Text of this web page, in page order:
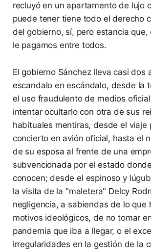
recluyó en un apartamento de lujo
puede tener tiene todo el derecho
del gobierno, sí, pero estancia que,
le pagamos entre todos.
El gobierno Sánchez lleva casi dos
escandalo en escándalo, desde la
el uso fraudulento de medios
intentar ocultarlo con otra de sus
habituales mentiras, desde el viaje
concierto en avión oficial, hasta el
de su esposa al frente de una
subvencionada por el estado
conocen; desde el espinoso y
la visita de la "maletera" Delcy
negligencia, a sabiendas de lo que
motivos ideológicos, de no tomar
pandemia que iba a llegar, o el
irregularidades en la gestión de la